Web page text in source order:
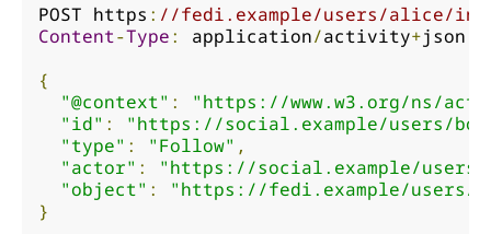
POST https : //fedi.example/users/alice/
Content-Type: application/activity+json
{
"@context" :
"https://www.w3.org/ns/
"id" :
"https://social.example/users/
"type" : "Follow" ,
"actor" :
"https://social.example/users/
"object" :
"https://fedi.example/users/
}